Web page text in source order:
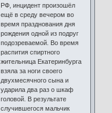
РФ, инцидент произошёл
ещё в среду вечером во
время празднования дня
рождения одной из подруг
подозреваемой. Во время
распития спиртного
жительница Екатеринбурга
взяла за ноги своего
двухмесячного сына и
ударила два раз о шкаф
головой. В результате
случившегося мальчик